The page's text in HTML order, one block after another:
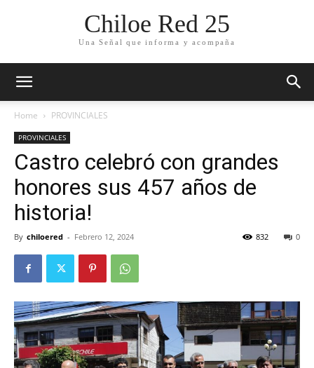
Chiloe Red 25
Una Señal que informa y acompaña
Home PROVINCIALES
PROVINCIALES
Castro celebró con grandes
honores sus 457 años de
historia!
By chiloered - Febrero 12, 2024 0
832